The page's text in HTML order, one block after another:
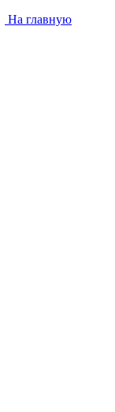
На главную